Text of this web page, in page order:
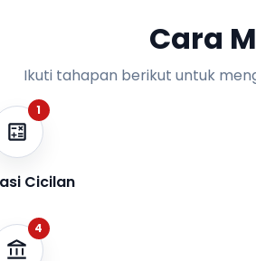
Cara
Ikuti tahapan berikut untuk
1
Cicilan
4